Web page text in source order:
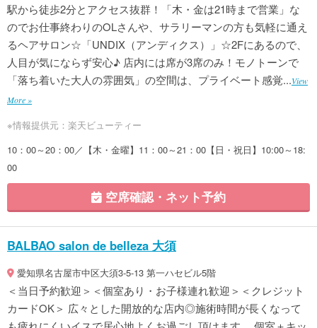
駅から徒歩2分とアクセス抜群！「木・金は21時まで営業」な
のでお仕事終わりのOLさんや、サラリーマンの方も気軽に通え
るヘアサロン☆「UNDIX（アンディクス）」☆2Fにあるので、
人目が気にならず安心♪ 店内には席が3席のみ！モノトーンで
「落ち着いた大人の雰囲気」の空間は、プライベート感覚...View
More »
※情報提供元：楽天ビューティー
10：00～20：00／【木・金曜】11：00～21：00【日・祝日】10:00～18:
00
空席確認・ネット予約
BALBAO salon de belleza 大須
愛知県名古屋市中区大須3-5-13 第一ハセビル5階
＜当日予約歓迎＞＜個室あり・お子様連れ歓迎＞＜クレジット
カードOK＞ 広々とした開放的な店内◎施術時間が長くなって